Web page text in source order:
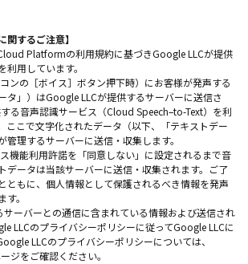
関するご注意】
Platformの利用規約に基づきGoogle LLCが提供
用しています。
ンの［ボイス］ボタン押下時）にお客様が発声する
タ」）はGoogle LLCが提供するサーバーに送信さ
る音声認識サービス（Cloud Speech–to-Text）を利
ここで文字化されたデータ（以下、「テキストデー
管理するサーバーに送信・収集します。
機能利用許諾を「同意しない」に設定されるまで音
データは当該サーバーに送信・収集されます。ご了
ともに、個人情報として保護されるべき情報を発声
。
ーバーとの通信に含まれている情報および送信され
LLCのプライバシーポリシーに従ってGoogle LLCに
LLCのプライバシーポリシーについては、
ジをご確認ください。